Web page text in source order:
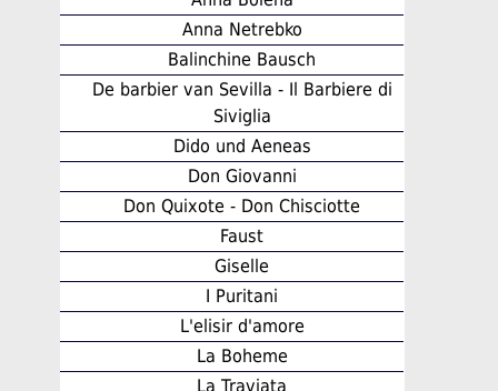
Anna Netrebko
Balinchine Bausch
De barbier van Sevilla - Il Barbiere di
Siviglia
Dido und Aeneas
Don Giovanni
Don Quixote - Don Chisciotte
Faust
Giselle
I Puritani
L'elisir d'amore
La Boheme
La Traviata